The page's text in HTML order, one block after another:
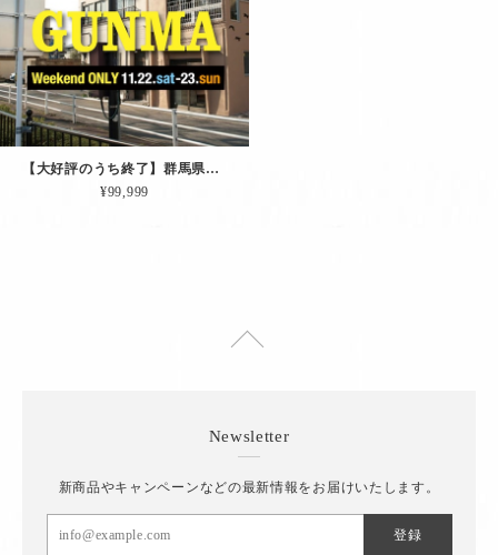
【大好評のうち終了】群馬県｜11/22土-23日【展示会＆即売会その４】in 群馬県前橋市
¥99,999
Newsletter
新商品やキャンペーンなどの最新情報をお届けいたします。
登録